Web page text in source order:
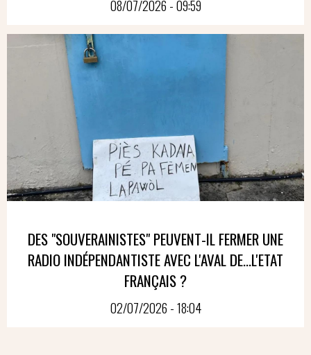
08/07/2026 - 09:59
DES "SOUVERAINISTES" PEUVENT-IL FERMER UNE
RADIO INDÉPENDANTISTE AVEC L'AVAL DE...L'ETAT
FRANÇAIS ?
02/07/2026 - 18:04